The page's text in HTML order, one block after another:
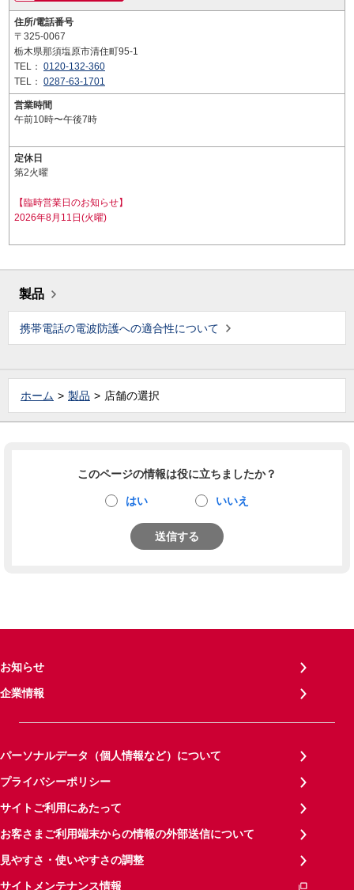
住所/電話番号
〒325-0067
栃木県那須塩原市清住町95-1
TEL： 0120-132-360
TEL： 0287-63-1701
営業時間
午前10時〜午後7時
定休日
第2火曜
【臨時営業日のお知らせ】
2026年8月11日(火曜)
製品
携帯電話の電波防護への適合性について
ホーム 製品 店舗の選択
このページの情報は役に立ちましたか？
はい いいえ
送信する
お知らせ
企業情報
パーソナルデータ（個人情報など）について
プライバシーポリシー
サイトご利用にあたって
お客さまご利用端末からの情報の外部送信について
見やすさ・使いやすさの調整
サイトメンテナンス情報